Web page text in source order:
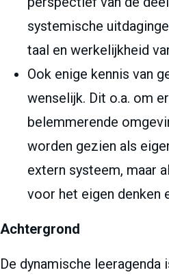
systemische
taal en werkelijkheid
Ook enige kennis van
wenselijk. Dit o.a. om
belemmerende
worden gezien als
extern systeem, maar
voor het eigen denken
Achtergrond
De dynamische leeragenda